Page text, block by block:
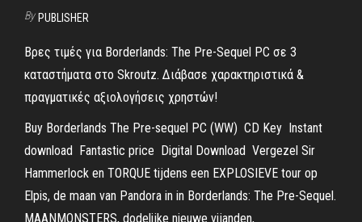
By PUBLISHER
Βρες τιμές για Borderlands: The Pre-Sequel PC σε 3
καταστήματα στο Skroutz. Διάβασε χαρακτηριστικά &
πραγματικές αξιολογήσεις χρηστών!
Buy Borderlands The Pre-sequel PC (WW) ️ CD Key ️ Instant
download ️ Fantastic price ️ Digital Download ️ Vergezel Sir
Hammerlock en TORQUE tijdens een EXPLOSIEVE tour op
Elpis, de maan van Pandora in in Borderlands: The Pre-Sequel.
MAANMONSTERS, dodelijke nieuwe vijanden,